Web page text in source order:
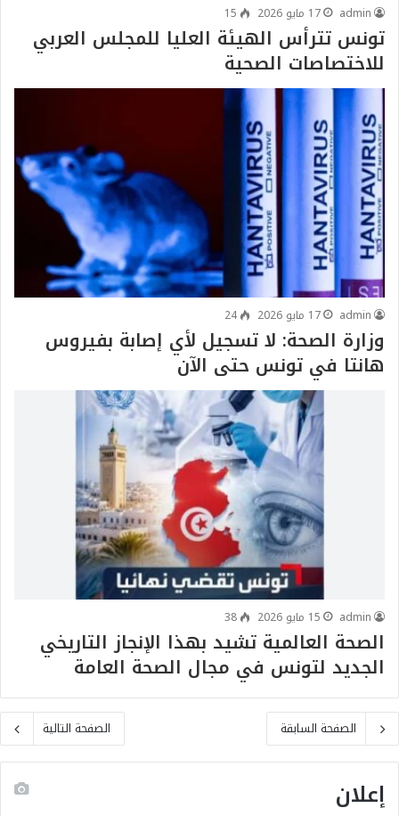
admin 17 مايو 2026 15
تونس تترأس الهيئة العليا للمجلس العربي
للاختصاصات الصحية
admin 17 مايو 2026 24
وزارة الصحة: لا تسجيل لأي إصابة بفيروس
هانتا في تونس حتى الآن
admin 15 مايو 2026 38
الصحة العالمية تشيد بهذا الإنجاز التاريخي
الجديد لتونس في مجال الصحة العامة
الصفحة السابقة الصفحة التالية
إعلان